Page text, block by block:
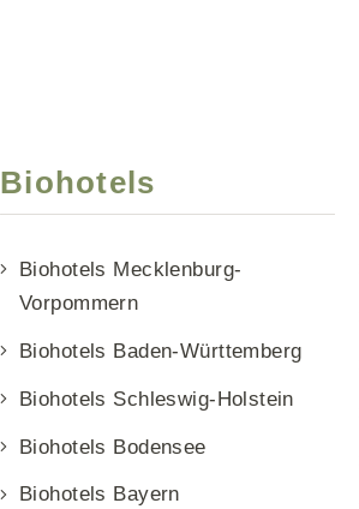
Biohotels
Biohotels Mecklenburg-
Vorpommern
Biohotels Baden-Württemberg
Biohotels Schleswig-Holstein
Biohotels Bodensee
Biohotels Bayern